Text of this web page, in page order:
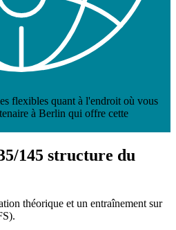
flexibles quant à l'endroit où vous
à Berlin qui offre cette
145 structure du
théorique et un entraînement sur